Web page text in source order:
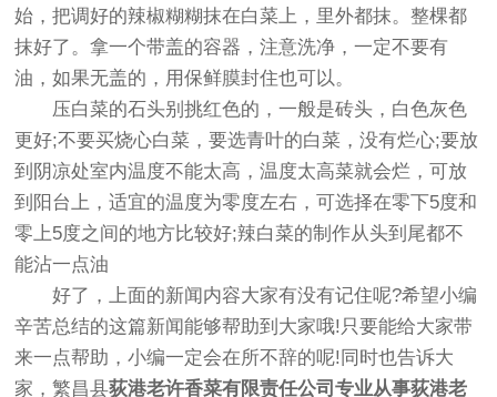
始，把调好的辣椒糊糊抹在白菜上，里外都抹。整棵都
抹好了。拿一个带盖的容器，注意洗净，一定不要有
油，如果无盖的，用保鲜膜封住也可以。
压白菜的石头别挑红色的，一般是砖头，白色灰色
更好;不要买烧心白菜，要选青叶的白菜，没有烂心;要放
到阴凉处室内温度不能太高，温度太高菜就会烂，可放
到阳台上，适宜的温度为零度左右，可选择在零下5度和
零上5度之间的地方比较好;辣白菜的制作从头到尾都不
能沾一点油
好了，上面的新闻内容大家有没有记住呢?希望小编
辛苦总结的这篇新闻能够帮助到大家哦!只要能给大家带
来一点帮助，小编一定会在所不辞的呢!同时也告诉大
家，繁昌县荻港老许香菜有限责任公司专业从事荻港老